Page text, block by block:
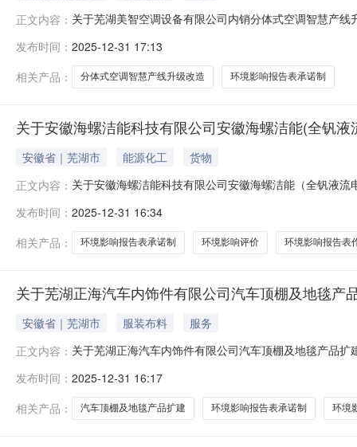
正文内容： 关于芜湖美智空调设备有限公司内销分体式空调智慧产
相关法律法规和芜湖市政务服务中心管理有关规定执行
芜湖市市民服务中心六楼环保窗口
发布时间： 2025-12-31 17:13
相关产品：
分体式空调智慧产线升级改造 环境影响报告表承诺制
关于安徽海螺洁能科技有限公司安徽海螺洁能(全钒
安徽省｜芜湖市 能源化工
货物
正文内容： 关于安徽海螺洁能科技有限公司安徽海螺洁能（全钒液
况予以公示，公示期为5个工作日。公示期按行政许可相
环境局行政审批科。联系电话：0553-2
发布时间： 2025-12-31 16:34
相关产品：
环境影响报告表承诺制 环境影响评价 环境影响报告表
关于芜湖正海汽车内饰件有限公司汽车顶棚及地毯产
安徽省｜芜湖市 服装布料
服务
正文内容： 关于芜湖正海汽车内饰件有限公司汽车顶棚及地毯产品
和芜湖市政务服务中心管理有关规定执行。若对本项目
务中心六楼环保窗口（芜湖市鸠江
发布时间： 2025-12-31 16:17
相关产品：
汽车顶棚及地毯产品扩建 环境影响报告表承诺制 环境